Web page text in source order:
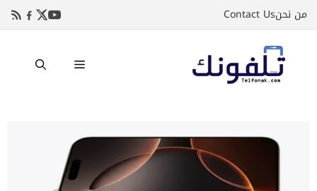
إلىمن نحنContact Us
القائمة